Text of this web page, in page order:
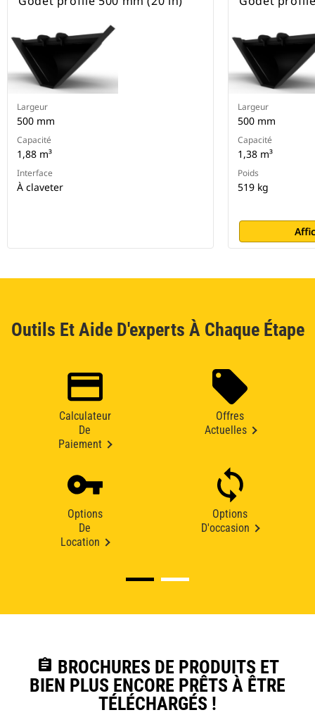
Largeur
500 mm
Capacité
1,88 m³
Interface
À claveter
Largeur
500 mm
Capacité
1,38 m³
Poids
519 kg
Outils Et Aide D'experts À Chaque Étape
Calculateur
De
Paiement
Offres
Actuelles
Options
De
Location
Options
D'occasion
assignment BROCHURES DE PRODUITS ET
BIEN PLUS ENCORE PRÊTS À ÊTRE
TÉLÉCHARGÉS !